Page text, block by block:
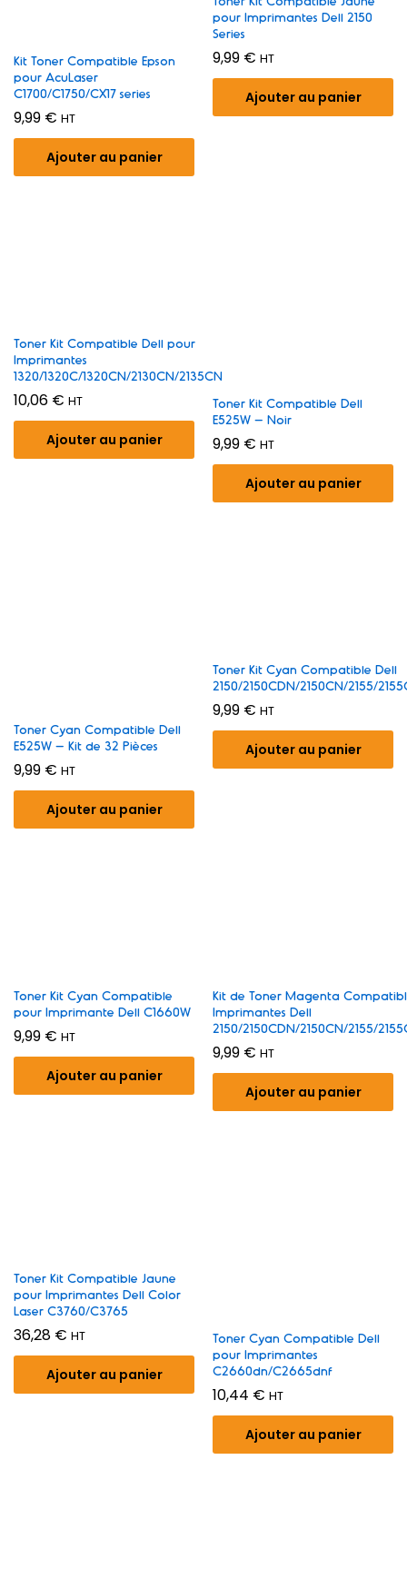
Kit Toner Compatible Epson
pour AcuLaser
C1700/C1750/CX17 series
9,99 € HT
Ajouter au panier
pour Imprimantes Dell 2150
Series
9,99 € HT
Ajouter au panier
Toner Kit Compatible Dell pour
Imprimantes
1320/1320C/1320CN/2130CN/2135CN
10,06 € HT
Ajouter au panier
Toner Kit Compatible Dell
E525W – Noir
9,99 € HT
Ajouter au panier
Toner Cyan Compatible Dell
E525W – Kit de 32 Pièces
9,99 € HT
Ajouter au panier
Toner Kit Cyan Compatible Dell
2150/2150CDN/2150CN/2155/
9,99 € HT
Ajouter au panier
Toner Kit Cyan Compatible
pour Imprimante Dell C1660W
9,99 € HT
Ajouter au panier
Kit de Toner Magenta
Imprimantes Dell
2150/2150CDN/2150CN/2155/
9,99 € HT
Ajouter au panier
Toner Kit Compatible Jaune
pour Imprimantes Dell Color
Laser C3760/C3765
36,28 € HT
Ajouter au panier
Toner Cyan Compatible Dell
pour Imprimantes
C2660dn/C2665dnf
10,44 € HT
Ajouter au panier